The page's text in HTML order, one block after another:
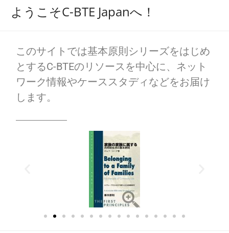
ようこそC-BTE Japanへ！
このサイトでは基本原則シリーズをはじめ
とするC-BTEのリソースを中心に、ネット
ワーク情報やケーススタディなどをお届け
します。